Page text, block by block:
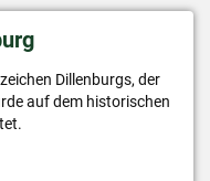
Dillenburgs, der
auf dem historischen